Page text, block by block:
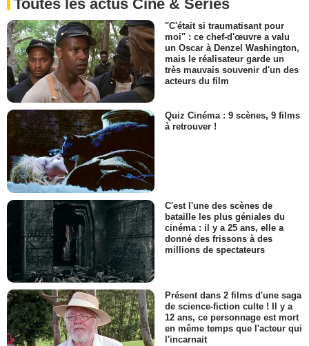
Toutes les actus Ciné & Séries
"C'était si traumatisant pour
moi" : ce chef-d'œuvre a valu
un Oscar à Denzel Washington,
mais le réalisateur garde un
très mauvais souvenir d'un des
acteurs du film
Quiz Cinéma : 9 scènes, 9 films
à retrouver !
C'est l'une des scènes de
bataille les plus géniales du
cinéma : il y a 25 ans, elle a
donné des frissons à des
millions de spectateurs
Présent dans 2 films d'une saga
de science-fiction culte ! Il y a
12 ans, ce personnage est mort
en même temps que l'acteur qui
l'incarnait